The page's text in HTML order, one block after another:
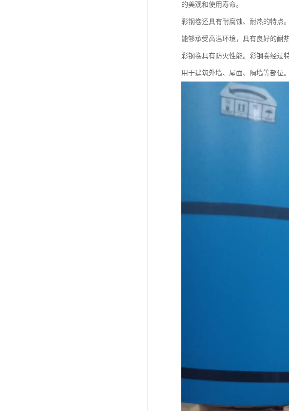
的美观和使用寿命。
彩钢卷还具有耐腐蚀、耐热的特点
能够承受高温环境，具有良好的耐热
彩钢卷具有防火性能。彩钢卷经过
用于建筑外墙、屋面、隔墙等部位。